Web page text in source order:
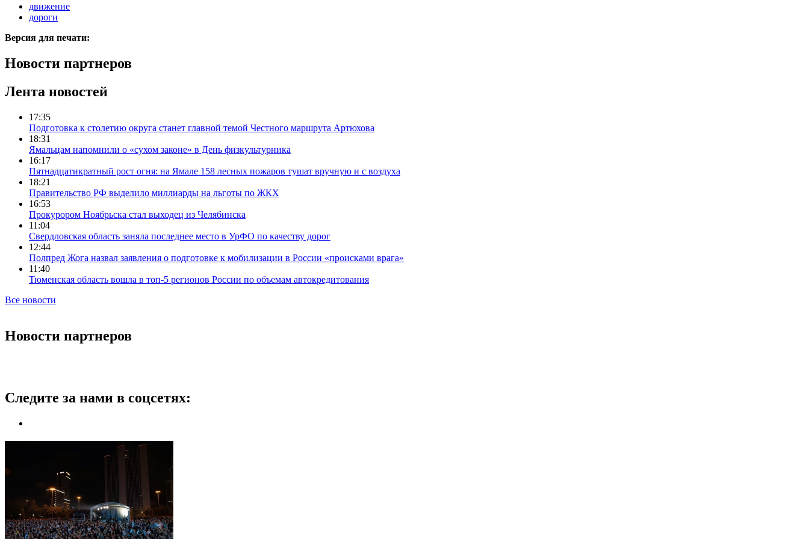
движение
дороги
Версия для печати:
Новости партнеров
Лента новостей
17:35
Подготовка к столетию округа станет главной темой Честного маршрута Артюхова
18:31
Ямальцам напомнили о «сухом законе» в День физкультурника
16:17
Пятнадцатикратный рост огня: на Ямале 158 лесных пожаров тушат вручную и с воздуха
18:21
Правительство РФ выделило миллиарды на льготы по ЖКХ
16:53
Прокурором Ноябрьска стал выходец из Челябинска
11:04
Свердловская область заняла последнее место в УрФО по качеству дорог
12:44
Полпред Жога назвал заявления о подготовке к мобилизации в России «происками врага»
11:40
Тюменская область вошла в топ-5 регионов России по объемам автокредитования
Все новости
Новости партнеров
Следите за нами в соцсетях: